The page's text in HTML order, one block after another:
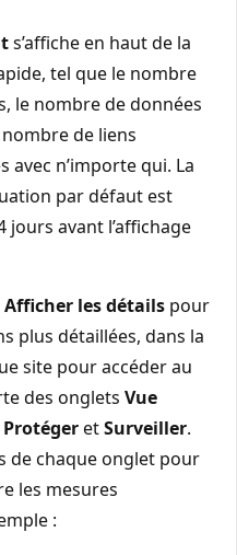
s’affiche en haut de la
tel que le nombre
le nombre de données
de liens
avec n’importe qui. La
par défaut est
jours avant l’affichage
Afficher les détails pour
plus détaillées, dans la
site pour accéder au
des onglets Vue
ProtégeretSurveiller.
de chaque onglet pour
les mesures
: